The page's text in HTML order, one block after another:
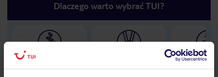
Dlaczego warto wybrać TUI?
Lider niskich cen 30 lat w